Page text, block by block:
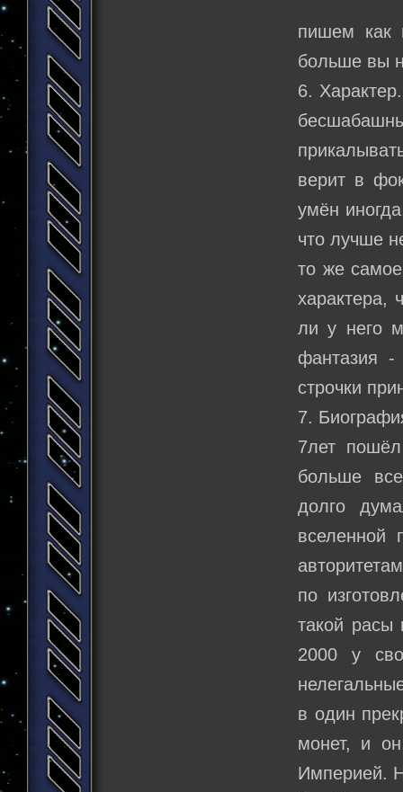
пишем как
больше вы
6.
верит в
умён
что лучше
то же
характера,
ли у него
фантазия -
строчки
7.
7лет
больше
долго
вселенной
по
такой расы
2000 у
в один
монет, и
Империей.